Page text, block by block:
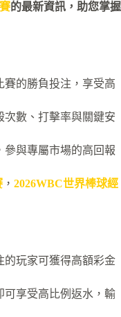
的最新資訊，助您掌握
賽的勝負投注，享受高
次數、打擊率與關鍵安
參與專屬市場的高回報
， 2026WBC世界棒球經
的玩家可獲得高額彩金
可享受高比例返水，輸